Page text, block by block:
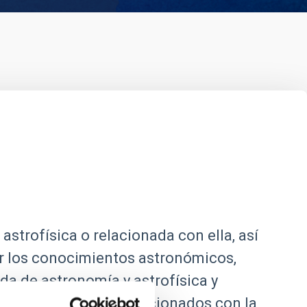
o relacionada con ella, así
conocimientos astronómicos,
de astronomía y astrofísica y
los campos relacionados con la